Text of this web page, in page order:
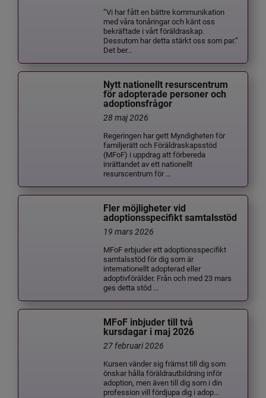
”Vi har fått en bättre kommunikation
med våra tonåringar och känt oss
bekräftade i vårt föräldraskap.
Dessutom har detta stärkt oss som par.”
Det ber...
Nytt nationellt resurscentrum
för adopterade personer och
adoptionsfrågor
28 maj 2026
Regeringen har gett Myndigheten för
familjerätt och Föräldraskapsstöd
(MFoF) i uppdrag att förbereda
inrättandet av ett nationellt
resurscentrum för ...
Fler möjligheter vid
adoptionsspecifikt samtalsstöd
19 mars 2026
MFoF erbjuder ett adoptionsspecifikt
samtalsstöd för dig som är
internationellt adopterad eller
adoptivförälder. Från och med 23 mars
ges detta stöd ...
MFoF inbjuder till två
kursdagar i maj 2026
27 februari 2026
Kursen vänder sig främst till dig som
önskar hålla föräldrautbildning inför
adoption, men även till dig som i din
profession vill fördjupa dig i adop...